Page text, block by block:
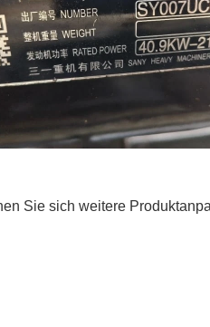
Sie sich weitere